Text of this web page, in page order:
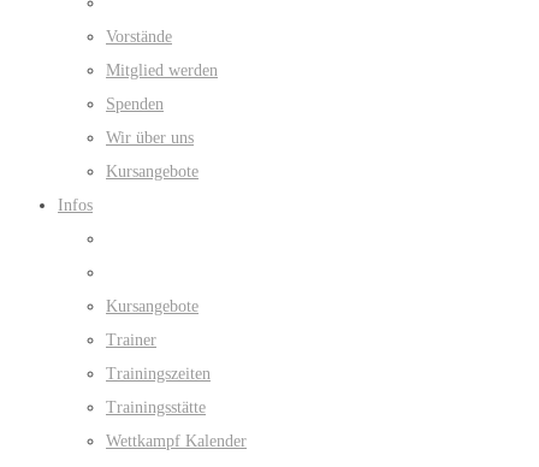
Vorstände
Mitglied werden
Spenden
Wir über uns
Kursangebote
Infos
Kursangebote
Trainer
Trainingszeiten
Trainingsstätte
Wettkampf Kalender